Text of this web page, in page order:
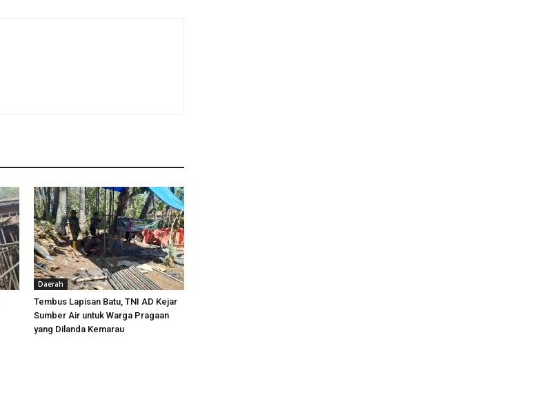
Daerah
Tembus Lapisan Batu, TNI AD Kejar
Sumber Air untuk Warga Pragaan
yang Dilanda Kemarau